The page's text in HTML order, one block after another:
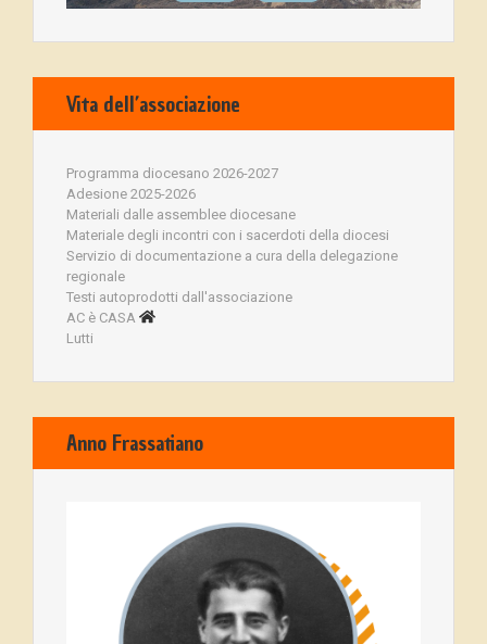
Vita dell’associazione
Programma diocesano 2026-2027
Adesione 2025-2026
Materiali dalle assemblee diocesane
Materiale degli incontri con i sacerdoti della diocesi
Servizio di documentazione a cura della delegazione
regionale
Testi autoprodotti dall'associazione
AC è CASA
Lutti
Anno Frassatiano